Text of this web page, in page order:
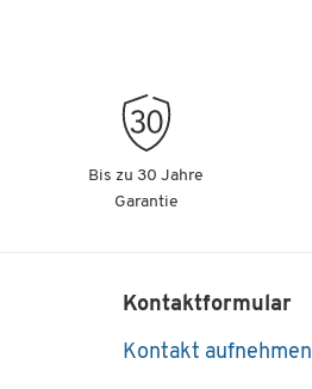
Bis zu 30 Jahre
Garantie
Kontaktformular
Kontakt aufnehmen